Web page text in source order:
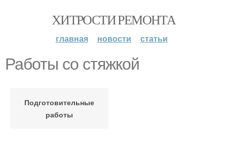
ХИТРОСТИ РЕМОНТА
главная новости статьи
Работы со стяжкой
Подготовительные
работы